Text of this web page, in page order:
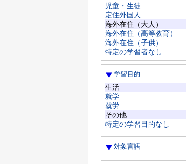
児童・生徒
定住外国人
海外在住（大人）
海外在住（高等教育）
海外在住（子供）
特定の学習者なし
学習目的
生活
就学
就労
その他
特定の学習目的なし
対象言語